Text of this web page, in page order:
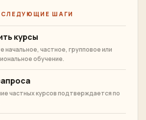
Сукхумвит, Бангкок
Курсы тайского массажа,
массажа ног и спа
Частный, групповой или
профессиональный